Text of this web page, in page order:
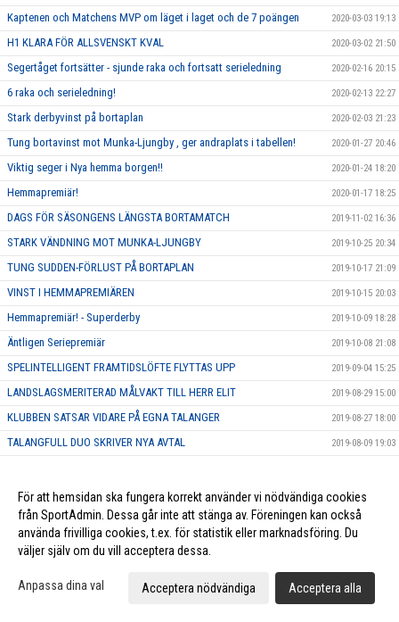
Kaptenen och Matchens MVP om läget i laget och de 7 poängen 2020-03-03 19:13
H1 KLARA FÖR ALLSVENSKT KVAL 2020-03-02 21:50
Segertåget fortsätter - sjunde raka och fortsatt serieledning 2020-02-16 20:15
6 raka och serieledning! 2020-02-13 22:27
Stark derbyvinst på bortaplan 2020-02-03 21:23
Tung bortavinst mot Munka-Ljungby , ger andraplats i tabellen! 2020-01-27 20:46
Viktig seger i Nya hemma borgen!! 2020-01-24 18:20
Hemmapremiär! 2020-01-17 18:25
DAGS FÖR SÄSONGENS LÄNGSTA BORTAMATCH 2019-11-02 16:36
STARK VÄNDNING MOT MUNKA-LJUNGBY 2019-10-25 20:34
TUNG SUDDEN-FÖRLUST PÅ BORTAPLAN 2019-10-17 21:09
VINST I HEMMAPREMIÄREN 2019-10-15 20:03
Hemmapremiär! - Superderby 2019-10-09 18:28
Äntligen Seriepremiär 2019-10-08 21:08
SPELINTELLIGENT FRAMTIDSLÖFTE FLYTTAS UPP 2019-09-04 15:25
LANDSLAGSMERITERAD MÅLVAKT TILL HERR ELIT 2019-08-29 15:00
KLUBBEN SATSAR VIDARE PÅ EGNA TALANGER 2019-08-27 18:00
TALANGFULL DUO SKRIVER NYA AVTAL 2019-08-09 19:03
KRAFTFULL BACK ÄR KLAR FÖR HERR ELIT 2019-06-06 20:00
KARAKTÄRSSPELARE BLIR FÖRSTA NYFÖRVÄRVET FÖR HERR ELIT 2019-06-05 11:49
KLUBBLOJAL SPELARE FÖRLÄNGER FÖR YTTERLIGARE EN SÄSONG 2019-05-23 15:45
HÅRDSKJUTANDE BACK FÖRLÄNGER SITT AVTAL 2019-05-20 20:00
För att hemsidan ska fungera korrekt använder vi nödvändiga cookies
från SportAdmin. Dessa går inte att stänga av. Föreningen kan också
använda frivilliga cookies, t.ex. för statistik eller marknadsföring. Du
väljer själv om du vill acceptera dessa.
Anpassa dina val Acceptera nödvändiga Acceptera alla